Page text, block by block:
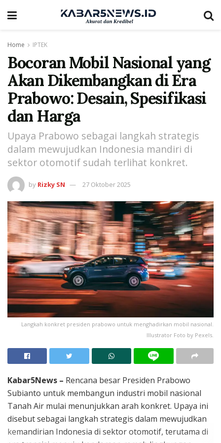
Home IPTEK
Bocoran Mobil Nasional yang
Akan Dikembangkan di Era
Prabowo: Desain, Spesifikasi
dan Harga
Upaya Prabowo sebagai langkah strategis
dalam mewujudkan Indonesia mandiri di
sektor otomotif sudah terlihat konkret.
by Rizky SN 27 Oktober 2025
Langkah konkret presiden prabowo untuk menghadirkan mobil nasional.
Illustrator Foto by Pexels.
Kabar5News – Rencana besar Presiden Prabowo
Subianto untuk membangun industri mobil nasional
Tanah Air mulai menunjukkan arah konkret. Upaya ini
disebut sebagai langkah strategis dalam mewujudkan
kemandirian Indonesia di sektor otomotif, terutama di